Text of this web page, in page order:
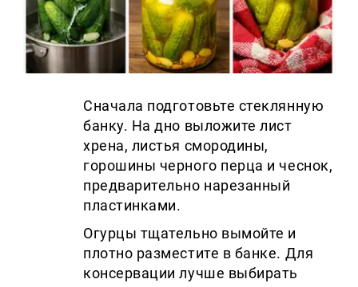
Сначала подготовьте стеклянную
банку. На дно выложите лист
хрена, листья смородины,
горошины черного перца и чеснок,
предварительно нарезанный
пластинками.
Огурцы тщательно вымойте и
плотно разместите в банке. Для
консервации лучше выбирать